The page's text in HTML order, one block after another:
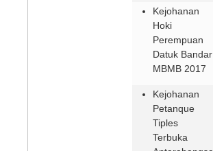
Kejohanan
Hoki
Perempuan
Datuk Bandar
MBMB 2017
Kejohanan
Petanque
Tiples
Terbuka